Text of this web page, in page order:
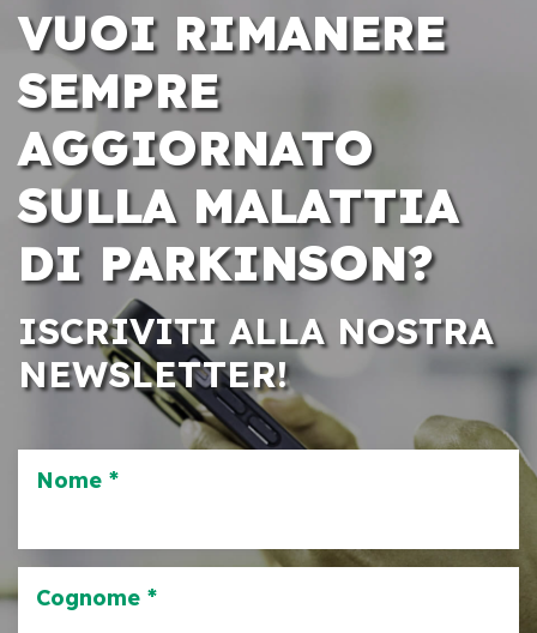
VUOI RIMANERE
SEMPRE
AGGIORNATO
SULLA MALATTIA
DI PARKINSON?
ISCRIVITI ALLA NOSTRA
NEWSLETTER!
Nome *
Cognome *